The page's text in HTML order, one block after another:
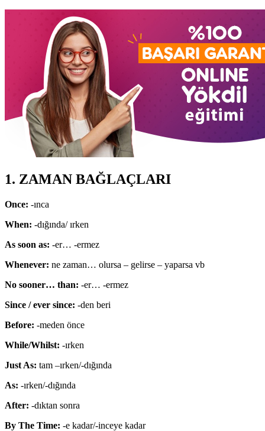
1. ZAMAN BAĞLAÇLARI
Once: -ınca
When: -dığında/ ırken
As soon as: -er… -ermez
Whenever: ne zaman… olursa – gelirse – yaparsa vb
No sooner… than: -er… -ermez
Since / ever since: -den beri
Before: -meden önce
While/Whilst: -ırken
Just As: tam –ırken/-dığında
As: -ırken/-dığında
After: -dıktan sonra
By The Time: -e kadar/-inceye kadar